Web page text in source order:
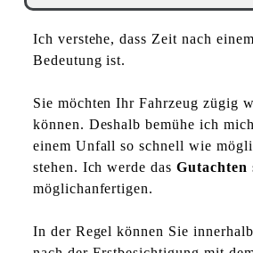
Ich verstehe, dass Zeit nach
Bedeutung ist.
Sie möchten Ihr Fahrzeug zügig
können. Deshalb bemühe ich
einem Unfall so schnell wie
stehen. Ich werde das Gutachten
möglichanfertigen.
In der Regel können Sie